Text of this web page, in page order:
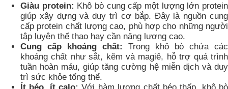
Giàu protein: Khô bò cung cấp một lượng lớn protein
giúp xây dựng và duy trì cơ bắp. Đây là nguồn cung
cấp protein chất lượng cao, phù hợp cho những người
tập luyện thể thao hay cần năng lượng cao.
Cung cấp khoáng chất:
Trong khô bò chứa các
khoáng chất như sắt, kẽm và magiê, hỗ trợ quá trình
tuần hoàn máu, giúp tăng cường hệ miễn dịch và duy
trì sức khỏe tổng thể.
Ít béo, ít calo: Với hàm lượng chất béo thấp, khô bò